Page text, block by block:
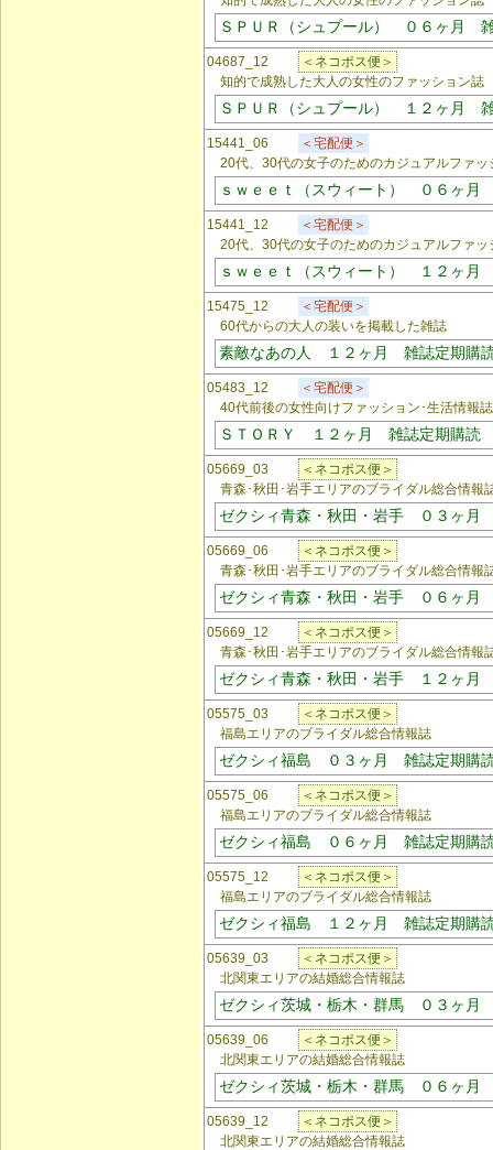
ＳＰＵＲ（シュプール） ０６ヶ月
04687_12
＜ネコポス便＞
知的で成熟した大人の女性のファッション誌
ＳＰＵＲ（シュプール） １２ヶ月
15441_06
＜宅配便＞
20代、30代の女子のためのカジュアルファッ
ｓｗｅｅｔ（スウィート） ０６ヶ月
15441_12
＜宅配便＞
20代、30代の女子のためのカジュアルファッ
ｓｗｅｅｔ（スウィート） １２ヶ月
15475_12
＜宅配便＞
60代からの大人の装いを掲載した雑誌
素敵なあの人 １２ヶ月 雑誌定期購
05483_12
＜宅配便＞
40代前後の女性向けファッション･生活情報誌
ＳＴＯＲＹ １２ヶ月 雑誌定期購読
05669_03
＜ネコポス便＞
青森･秋田･岩手エリアのブライダル総合情報
ゼクシィ青森・秋田・岩手 ０３ヶ月
05669_06
＜ネコポス便＞
青森･秋田･岩手エリアのブライダル総合情報
ゼクシィ青森・秋田・岩手 ０６ヶ月
05669_12
＜ネコポス便＞
青森･秋田･岩手エリアのブライダル総合情報
ゼクシィ青森・秋田・岩手 １２ヶ月
05575_03
＜ネコポス便＞
福島エリアのブライダル総合情報誌
ゼクシィ福島 ０３ヶ月 雑誌定期購
05575_06
＜ネコポス便＞
福島エリアのブライダル総合情報誌
ゼクシィ福島 ０６ヶ月 雑誌定期購
05575_12
＜ネコポス便＞
福島エリアのブライダル総合情報誌
ゼクシィ福島 １２ヶ月 雑誌定期購
05639_03
＜ネコポス便＞
北関東エリアの結婚総合情報誌
ゼクシィ茨城・栃木・群馬 ０３ヶ月
05639_06
＜ネコポス便＞
北関東エリアの結婚総合情報誌
ゼクシィ茨城・栃木・群馬 ０６ヶ月
05639_12
＜ネコポス便＞
北関東エリアの結婚総合情報誌